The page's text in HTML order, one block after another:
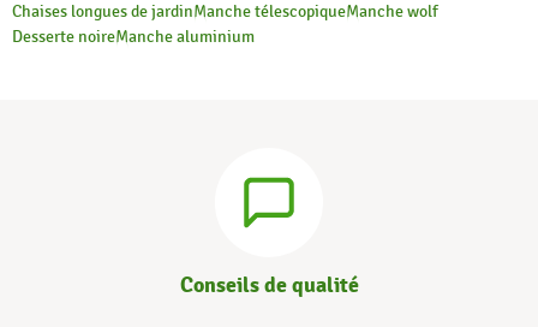
Chaises longues de jardinManche télescopiqueManche wolf
Desserte noireManche aluminium
Conseils de qualité